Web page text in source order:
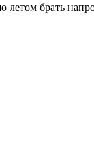
брать